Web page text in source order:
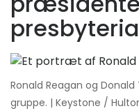
Ronald Reagan og
gruppe. | Keystone /